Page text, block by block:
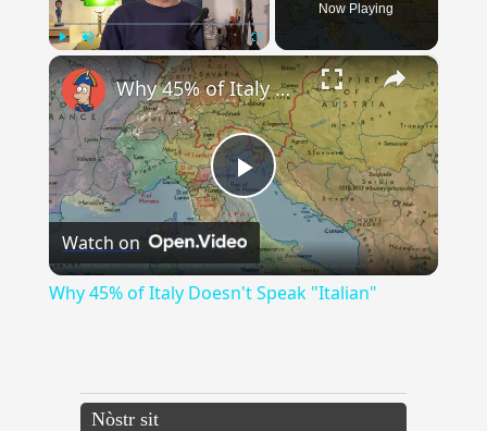
Play Unmute Fullscreen
Now Playing
×
Play
Video
Why 45% of Italy Doesn't Speak "Italian"
Watch on
Why 45% of Italy Doesn't Speak "Italian"
Nòstr sit